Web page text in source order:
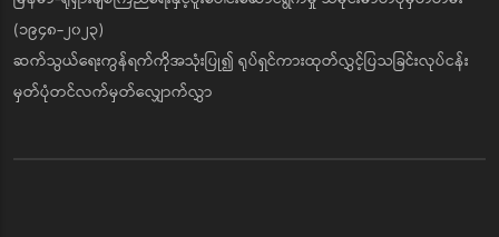
(၁၉၄၈-၂၀၂၃)
ဆက်သွယ်ရေးကွန်ရက်ကိုအသုံးပြု၍ ရုပ်ရှင်ကားထုတ်လွှင့်ပြသခြင်းလုပ်ငန်း
မှတ်ပုံတင်လက်မှတ်လျှောက်လွှာ